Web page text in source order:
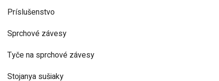
Príslušenstvo
Sprchové závesy
Tyče na sprchové závesy
Stojanya sušiaky